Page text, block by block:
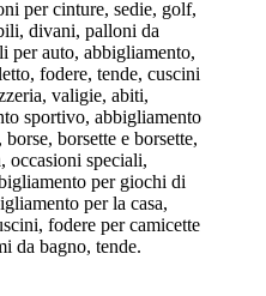
per cinture, sedie, golf,
divani, palloni da
per auto, abbigliamento,
fodere, tende, cuscini
valigie, abiti,
sportivo, abbigliamento
borsette e borsette,
occasioni speciali,
per giochi di
per la casa,
fodere per camicette
da bagno, tende.